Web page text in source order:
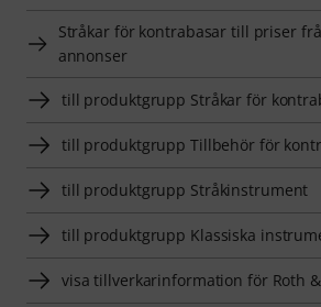
Stråkar för kontrabasar till priser
annonser
till produktgrupp Stråkar för
till produktgrupp Tillbehör för
till produktgrupp Stråkinstrument
till produktgrupp Klassiska
visa tillverkarinformation för Roth